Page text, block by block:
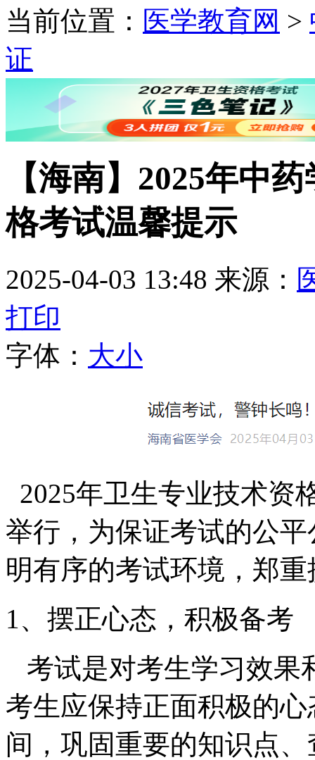
当前位置： 医学教育网 >
证
【海南】2025年中
格考试温馨提示
2025-04-03 13:48 来源：
打印
字体： 大小
2025年卫生专业技术资
举行，为保证考试的公
明有序的考试环境，郑
1、 摆正心态，积极备考
考试是对考生学习效果
考生应保持正面积极的
间，巩固重要的知识点